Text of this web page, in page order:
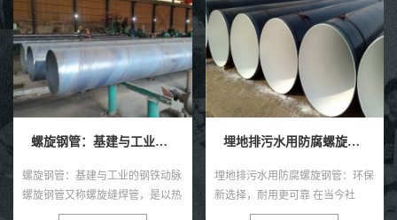
螺旋钢管：基建与工业的钢铁动脉
螺旋钢管：基建与工业的钢铁动脉
螺旋钢管又称螺旋缝焊管，是以热
轧带钢卷为原料，经常温螺旋辊压
埋地排污水用防腐螺旋钢管
埋地排污水用防腐螺旋钢管：环保
新选择，耐用更可靠 在当今社
会，环保与可持续发展已成为全球